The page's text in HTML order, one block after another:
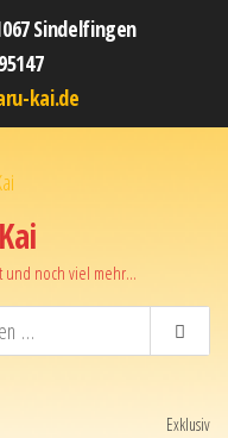
Sindelfingen
kai.de
und noch viel mehr…
Exklusiv